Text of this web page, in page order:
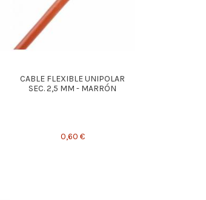
CABLE FLEXIBLE UNIPOLAR
SEC. 2,5 MM - MARRÓN
0,60 €